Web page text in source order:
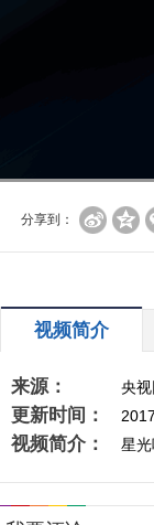
分享到：
视频简介
来源： 央
更新时间：
视频简介： 星